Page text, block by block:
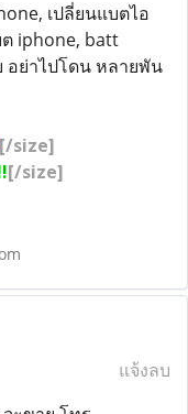
เปลี่ยนแบตไอ
iphone, batt
อย่าไปโดน หลายพัน
[/size]
[/size]
แจ้งลบ